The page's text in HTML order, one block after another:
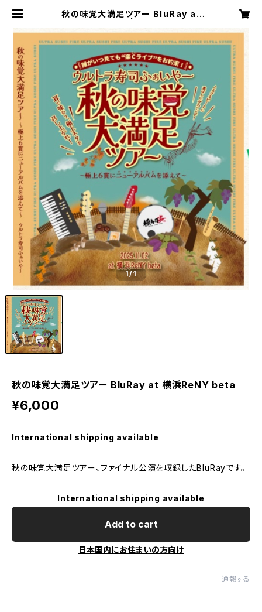
秋の味覚大満足ツアー BluRay at
ん
1/1
秋の味覚大満足ツアー BluRay at 横浜ReNY beta
¥6,000
International shipping available
秋の味覚大満足ツアー、ファイナル公演を収録したBluRayです。
International shipping available
Add to cart
日本国内にお住まいの方向け
通報する